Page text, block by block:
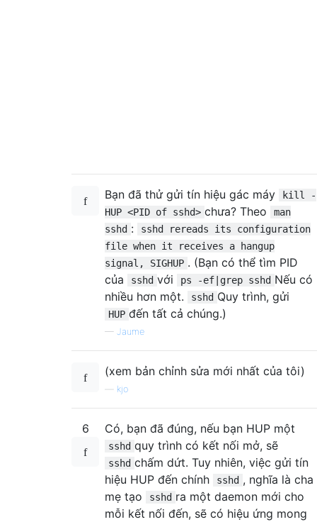
Bạn đã thử gửi tín hiệu gác máy
kill -
HUP <PID of sshd> chưa? Theo
man
sshd :
sshd rereads its configuration
file when it receives a hangup
signal, SIGHUP . (Bạn có thể tìm PID
của
sshd với ps -ef|grep sshd Nếu có
nhiều hơn một.
sshd Quy trình, gửi
HUP đến tất cả chúng.)
— Jaume
(xem bản chỉnh sửa mới nhất của tôi)
kjo
6 Có, bạn đã đúng, nếu bạn HUP một
sshd quy trình có kết nối mở, sẽ
sshd chấm dứt. Tuy nhiên, việc gửi tín
hiệu HUP đến chính
sshd , nghĩa là cha
mẹ tạo
sshd ra một daemon mới cho
mỗi kết nối đến, sẽ có hiệu ứng mong